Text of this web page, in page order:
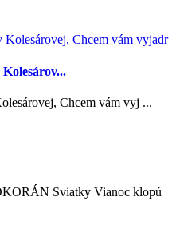
Chcem vám vyj ...
Sviatky Vianoc klopú